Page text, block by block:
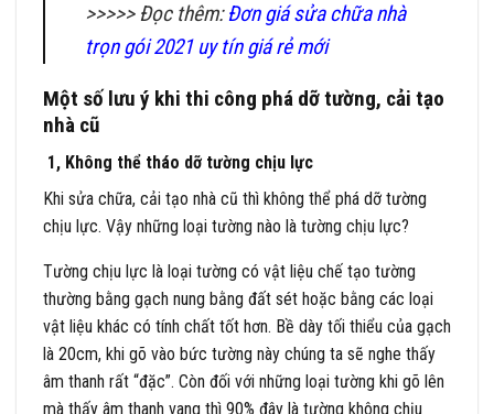
>>>>> Đọc thêm:Đơn giá sửa chữa nhà
trọn gói 2021 uy tín giá rẻ mới
Một số lưu ý khi thi công phá dỡ tường, cải tạo
nhà cũ
1, Không thể tháo dỡ tường chịu lực
Khi sửa chữa, cải tạo nhà cũ thì không thể phá dỡ tường
chịu lực. Vậy những loại tường nào là tường chịu lực?
Tường chịu lực là loại tường có vật liệu chế tạo tường
thường bằng gạch nung bằng đất sét hoặc bằng các loại
vật liệu khác có tính chất tốt hơn. Bề dày tối thiểu của gạch
là 20cm, khi gõ vào bức tường này chúng ta sẽ nghe thấy
âm thanh rất “đặc”. Còn đối với những loại tường khi gõ lên
mà thấy âm thanh vang thì 90% đây là tường không chịu